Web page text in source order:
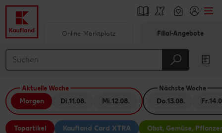
Hauptinhalt
Footer
Schwebender Seitenbereich
Online-Marktplatz Filial-Angebote
Aktuelle Woche
Morgen Di.11.08. Mi.12.08.
Nächste Woche
Do.13.08. Fr.
Topartikel Kaufland Card XTRA Obst, Gemüse,